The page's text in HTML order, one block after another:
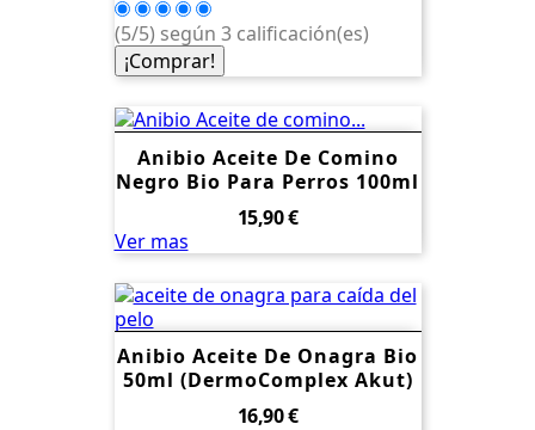
(5/5) según 3 calificación(es)
¡Comprar!
Anibio Aceite De Comino
Negro Bio Para Perros 100ml
Precio
15,90 €
Ver mas
Anibio Aceite De Onagra Bio
50ml (dermoComplex Akut)
Precio
16,90 €